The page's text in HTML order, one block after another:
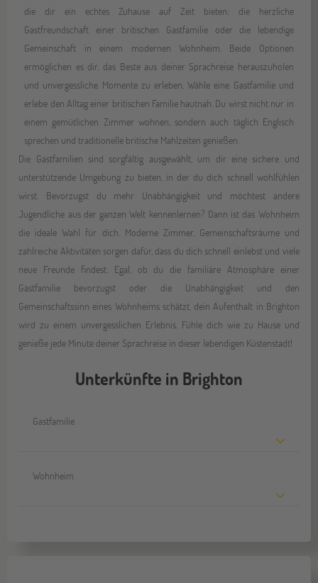
die dir ein echtes Zuhause auf Zeit bieten: die herzliche
Gastfreundschaft einer britischen Gastfamilie oder die lebendige
Gemeinschaft in einem modernen Wohnheim. Beide Optionen
ermöglichen es dir, das Beste aus deiner Sprachreise herauszuholen
und unvergessliche Momente zu erleben. Wähle eine Gastfamilie und
erlebe den Alltag einer britischen Familie hautnah. Du wirst nicht nur in
einem gemütlichen Zimmer wohnen, sondern auch täglich Englisch
sprechen und traditionelle britische Mahlzeiten genießen.
Die Gastfamilien sind sorgfältig ausgewählt, um dir eine sichere und
unterstützende Umgebung zu bieten, in der du dich schnell wohlfühlen
wirst. Bevorzugst du mehr Unabhängigkeit und möchtest andere
Jugendliche aus der ganzen Welt kennenlernen? Dann ist das Wohnheim
die ideale Wahl für dich. Moderne Zimmer, Gemeinschaftsräume und
zahlreiche Aktivitäten sorgen dafür, dass du dich schnell einlebst und viele
neue Freunde findest. Egal, ob du die familiäre Atmosphäre einer
Gastfamilie bevorzugst oder die Unabhängigkeit und den
Gemeinschaftssinn eines Wohnheims schätzt, dein Aufenthalt in Brighton
wird zu einem unvergesslichen Erlebnis. Fühle dich wie zu Hause und
genieße jede Minute deiner Sprachreise in dieser lebendigen Küstenstadt!
Unterkünfte in Brighton
Gastfamilie
Wohnheim